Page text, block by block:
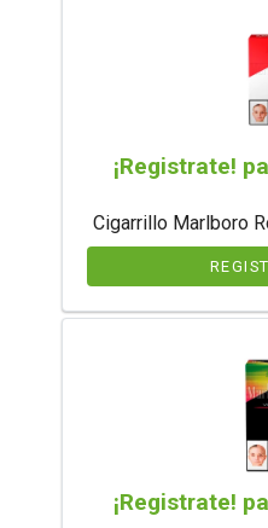
¡Registrate!
Cigarrillo Marlboro
¡Registrate!